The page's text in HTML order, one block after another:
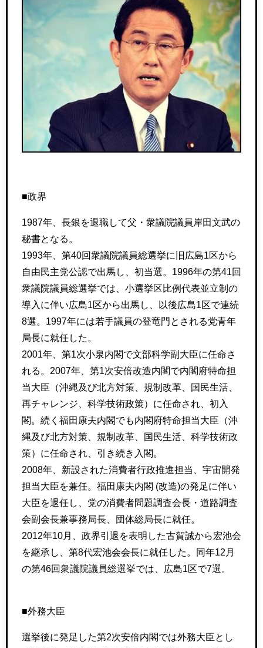
■政界
1987年、長銀を退職して父・衆議院議員岸田文武の
秘書となる。
1993年、第40回衆議院議員総選挙に旧広島1区から
自由民主党公認で出馬し、初当選。1996年の第41回
衆議院議員総選挙では、小選挙区比例代表並立制の
導入に伴い広島1区から出馬し、以後広島1区で連続
8選。1997年には若手議員の登竜門とされる党青年
局長に就任した。
2001年、第1次小泉内閣で文部科学副大臣に任命さ
れる。2007年、第1次安倍改造内閣で内閣府特命担
当大臣（沖縄及び北方対策、規制改革、国民生活、
再チャレンジ、科学技術政策）に任命され、初入
閣。続く福田康夫内閣でも内閣府特命担当大臣（沖
縄及び北方対策、規制改革、国民生活、科学技術政
策）に任命され、引き続き入閣。
2008年、新設された消費者行政推進担当、宇宙開発
担当大臣を兼任。福田康夫内閣 (改造)の発足に伴い
大臣を退任し、党の消費者問題調査会長・道路調査
会副会長兼事務局長、団体総局長に就任。
2012年10月、政界引退を表明した古賀誠から宏池会
を継承し、第8代宏池会会長に就任した。同年12月
の第46回衆議院議員総選挙では、広島1区で7選。
■外務大臣
選挙後に発足した第2次安倍内閣では外務大臣とし